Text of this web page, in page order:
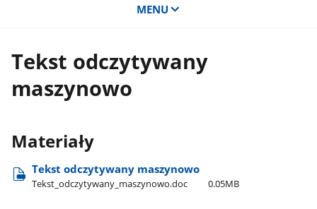
MENU
Tekst odczytywany
maszynowo
Materiały
Tekst odczytywany maszynowo
Tekst​_odczytywany​_maszynowo.doc 0.05MB